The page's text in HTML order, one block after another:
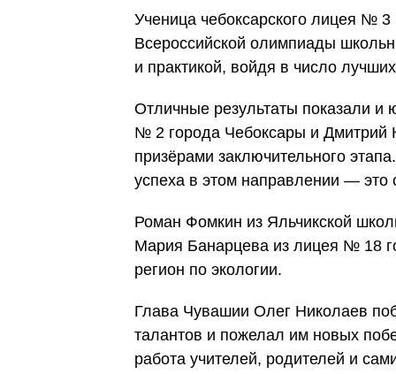
Ученица чебоксарского лицея №
Всероссийской олимпиады
и практикой, войдя в число
Отличные результаты показали и
№ 2 города Чебоксары и
призёрами заключительного
успеха в этом направлении — это
Роман Фомкин из Яльчикской
Мария Банарцева из лицея № 18
регион по экологии.
Глава Чувашии Олег Николаев
талантов и пожелал им новых
работа учителей, родителей и